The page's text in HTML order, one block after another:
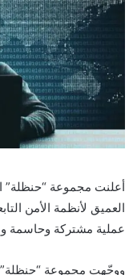
أعلنت مجموعة “حنظلة”
العميق لأنظمة الأمن
عملية مشتركة وحاسمة
ووجّهت مجموعة “حنظلة”